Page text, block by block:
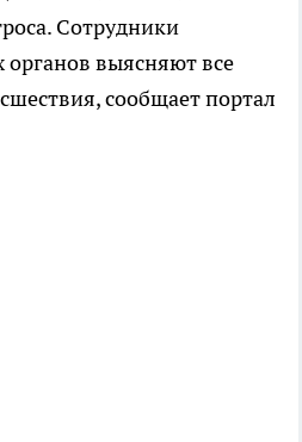
Сотрудники
выясняют все
сообщает портал